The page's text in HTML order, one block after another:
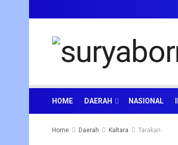
HOME DAERAH NASIONAL
Home Daerah Kaltara Tarakan